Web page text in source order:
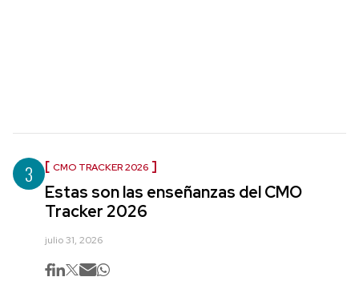
3 CMO TRACKER 2026
Estas son las enseñanzas del CMO
Tracker 2026
julio 31, 2026